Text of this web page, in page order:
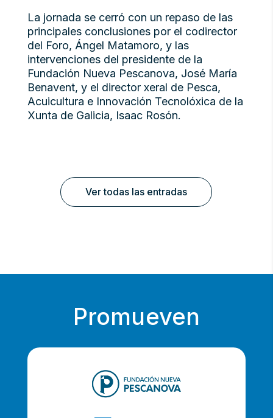
La jornada se cerró con un repaso de las
principales conclusiones por el codirector
del Foro, Ángel Matamoro, y las
intervenciones del presidente de la
Fundación Nueva Pescanova, José María
Benavent, y el director xeral de Pesca,
Acuicultura e Innovación Tecnolóxica de la
Xunta de Galicia, Isaac Rosón.
Ver todas las entradas
Promueven